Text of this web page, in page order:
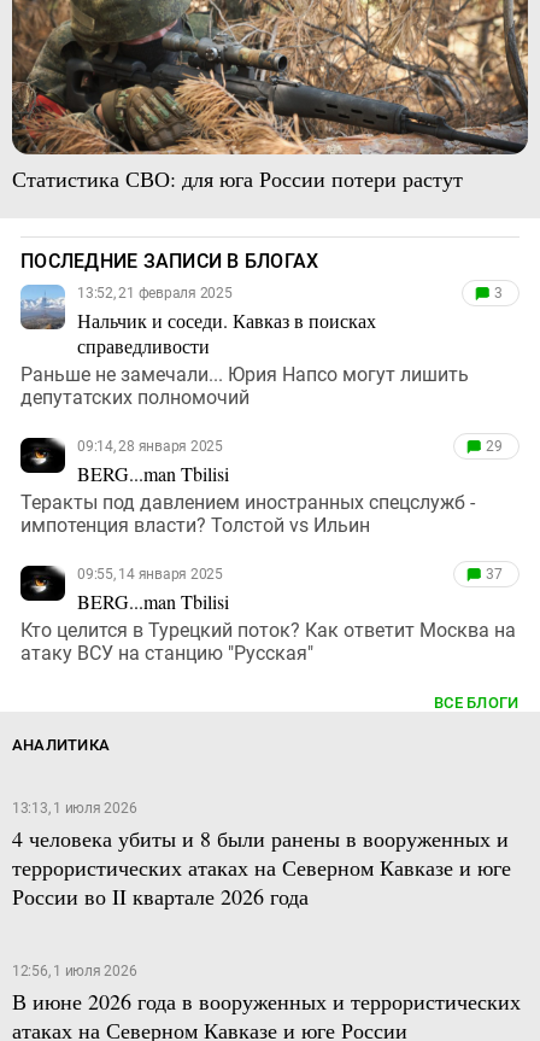
Статистика СВО: для юга России потери растут
ПОСЛЕДНИЕ ЗАПИСИ В БЛОГАХ
13:52, 21 февраля 2025
Нальчик и соседи. Кавказ в поисках
справедливости
3
Раньше не замечали... Юрия Напсо могут лишить
депутатских полномочий
09:14, 28 января 2025
BERG...man Tbilisi
29
Теракты под давлением иностранных спецслужб -
импотенция власти? Толстой vs Ильин
09:55, 14 января 2025
BERG...man Tbilisi
37
Кто целится в Турецкий поток? Как ответит Москва на
атаку ВСУ на станцию "Русская"
ВСЕ БЛОГИ
АНАЛИТИКА
13:13, 1 июля 2026
4 человека убиты и 8 были ранены в вооруженных и
террористических атаках на Северном Кавказе и юге
России во II квартале 2026 года
12:56, 1 июля 2026
В июне 2026 года в вооруженных и террористических
атаках на Северном Кавказе и юге России